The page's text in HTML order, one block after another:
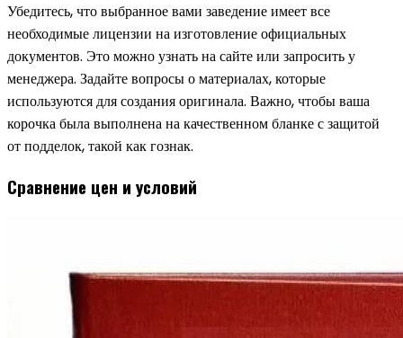
Убедитесь, что выбранное вами заведение имеет все
необходимые лицензии на изготовление официальных
документов. Это можно узнать на сайте или запросить у
менеджера. Задайте вопросы о материалах, которые
используются для создания оригинала. Важно, чтобы ваша
корочка была выполнена на качественном бланке с защитой
от подделок, такой как гознак.
Сравнение цен и условий